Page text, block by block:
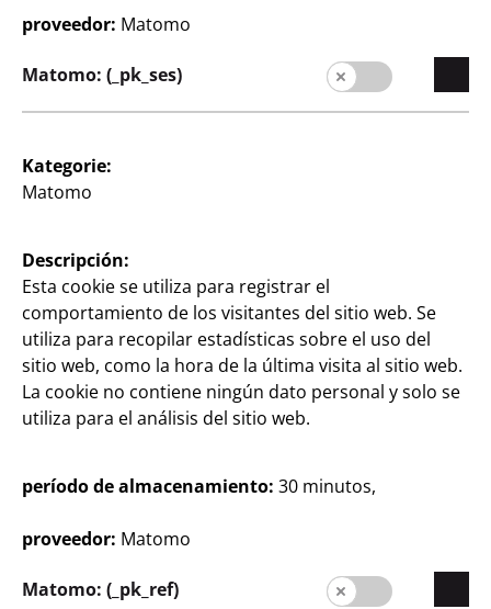
Expansión
Calidad
Sostenibilidad
Formulario de contacto
Clientes
Buscador de filiales
Facturas
España / Castellano
proveedor: Matomo
Matomo: (_pk_ses)
Kategorie:
Matomo
Descripción:
Esta cookie se utiliza para registrar el
comportamiento de los visitantes del sitio web. Se
utiliza para recopilar estadísticas sobre el uso del
sitio web, como la hora de la última visita al sitio web.
La cookie no contiene ningún dato personal y solo se
utiliza para el análisis del sitio web.
período de almacenamiento: 30 minutos,
proveedor: Matomo
Matomo: (_pk_ref)